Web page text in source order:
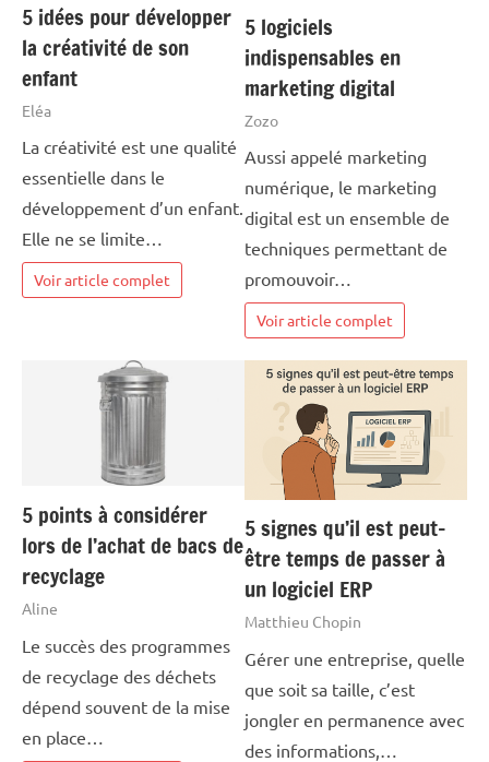
5 idées pour développer
la créativité de son
enfant
Eléa
La créativité est une qualité
essentielle dans le
développement d’un enfant.
Elle ne se limite…
Voir article complet
5 logiciels
indispensables en
marketing digital
Zozo
Aussi appelé marketing
numérique, le marketing
digital est un ensemble de
techniques permettant de
promouvoir…
Voir article complet
5 points à considérer
lors de l’achat de bacs de
recyclage
Aline
Le succès des programmes
de recyclage des déchets
dépend souvent de la mise
en place…
5 signes qu’il est peut-
être temps de passer à
un logiciel ERP
Matthieu Chopin
Gérer une entreprise, quelle
que soit sa taille, c’est
jongler en permanence avec
des informations,…